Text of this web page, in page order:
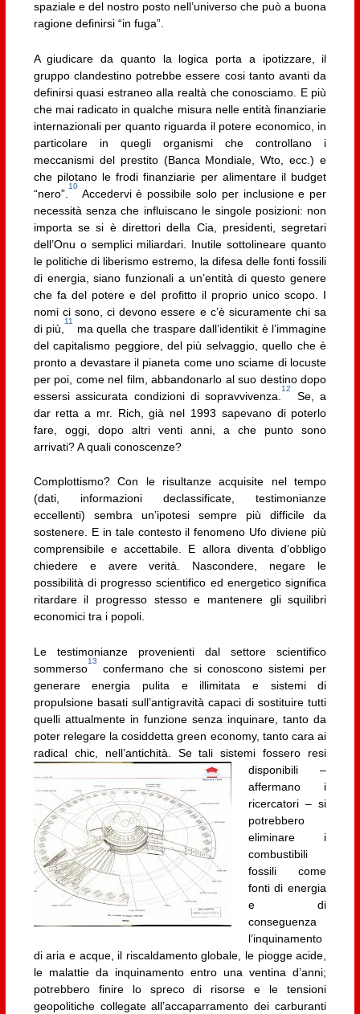
spaziale e del nostro posto nell’universo che può a buona
ragione definirsi “in fuga”.
A giudicare da quanto la logica porta a ipotizzare, il
gruppo clandestino potrebbe essere cosi tanto avanti da
definirsi quasi estraneo alla realtà che conosciamo. E più
che mai radicato in qualche misura nelle entità finanziarie
internazionali per quanto riguarda il potere economico, in
particolare in quegli organismi che controllano i
meccanismi del prestito (Banca Mondiale, Wto, ecc.) e
che pilotano le frodi finanziarie per alimentare il budget
“nero”.
10
Accedervi è possibile solo per inclusione e per
necessità senza che influiscano le singole posizioni: non
importa se si è direttori della Cia, presidenti, segretari
dell’Onu o semplici miliardari. Inutile sottolineare quanto
le politiche di liberismo estremo, la difesa delle fonti fossili
di energia, siano funzionali a un’entità di questo genere
che fa del potere e del profitto il proprio unico scopo. I
nomi ci sono, ci devono essere e c’è sicuramente chi sa
di più,
11
ma quella che traspare dall’identikit è l’immagine
del capitalismo peggiore, del più selvaggio, quello che è
pronto a devastare il pianeta come uno sciame di locuste
per poi, come nel film, abbandonarlo al suo destino dopo
essersi assicurata condizioni di sopravvivenza.
12
Se, a
dar retta a mr. Rich, già nel 1993 sapevano di poterlo
fare, oggi, dopo altri venti anni, a che punto sono
arrivati? A quali conoscenze?
Complottismo? Con le risultanze acquisite nel tempo
(dati, informazioni declassificate, testimonianze
eccellenti) sembra un’ipotesi sempre più difficile da
sostenere. E in tale contesto il fenomeno Ufo diviene più
comprensibile e accettabile. E allora diventa d’obbligo
chiedere e avere verità. Nascondere, negare le
possibilità di progresso scientifico ed energetico significa
ritardare il progresso stesso e mantenere gli squilibri
economici tra i popoli.
Le testimonianze provenienti dal settore scientifico
sommerso
13
confermano che si conoscono sistemi per
generare energia pulita e illimitata e sistemi di
propulsione basati sull’antigravità capaci di sostituire tutti
quelli attualmente in funzione senza inquinare, tanto da
poter relegare la cosiddetta green economy, tanto cara ai
radical chic, nell’antichità.
Se tali sistemi fossero resi
disponibili –
affermano i
ricercatori – si
potrebbero
eliminare i
combustibili
fossili come
fonti di energia
e di
conseguenza
l’inquinamento
di aria e acque, il riscaldamento globale, le piogge acide,
le malattie da inquinamento entro una ventina d’anni;
potrebbero finire lo spreco di risorse e le tensioni
geopolitiche collegate all’accaparramento dei carburanti